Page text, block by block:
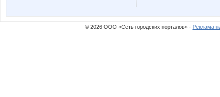
© 2026 ООО «Сеть городских порталов» · Реклама